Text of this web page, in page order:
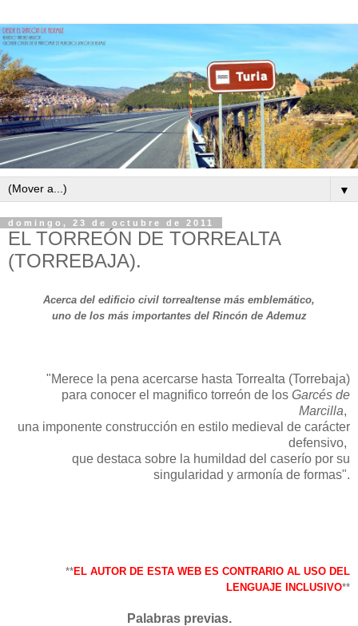
▼
domingo, 23 de octubre de 2011
EL TORREÓN DE TORREALTA
(TORREBAJA).
Acerca del edificio civil torrealtense más emblemático,
uno de los más importantes del Rincón de Ademuz
"Merece la pena acercarse hasta Torrealta (Torrebaja)
para conocer el magnifico torreón de los Garcés de
Marcilla,
una imponente construcción en estilo medieval de carácter
defensivo,
que destaca sobre la humildad del caserío por su
singularidad y armonía de formas".
**EL AUTOR DE ESTA WEB ES CONTRARIO AL USO DEL
LENGUAJE INCLUSIVO**
Palabras previas.